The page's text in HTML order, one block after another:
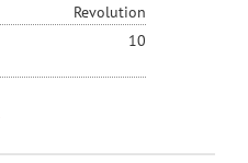
Revolution
10